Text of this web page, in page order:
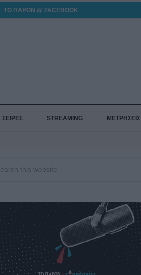
ΤΟ ΠΑΡΟΝ @ FACEBOOK
ΣΕΙΡΕΣ STREAMING ΜΕΤΡΗΣΕΙΣ